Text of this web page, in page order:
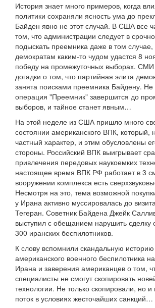
История знает много примеров, когда
политики сохраняли ясность ума до
Байден явно не этот случай. В США все
том, что администрации следует в
подыскать преемника даже в том случае,
демократам каким-то чудом удастся 8
победу на промежуточных выборах. СМИ
догадки о том, что партийная элита
занята поисками преемника Байдену. Не
операция "Преемник" завершится до
выборов, и тайное станет явным…
На этой неделе из США пришло много
состоянии американского ВПК, который,
частный характер, и этим обусловлены
стороны. Российский ВПК выигрывает
привлечения передовых наукоемких
настоящее время ВПК РФ работает в 3
вооружении комплекса есть
Несмотря на это, тема возможной
у Ирана активно муссировалась до
Тегеран. Советник Байдена Джейк
выступил с обещанием нарушить сделку
300 иранских беспилотников.
К слову вспомнили скандальную
американского военного беспилотника
Ирана и заверения американцев о том,
специалисты не смогут скопировать
технологии. Не только скопировали, но и
поток в условиях жесточайших санкций…